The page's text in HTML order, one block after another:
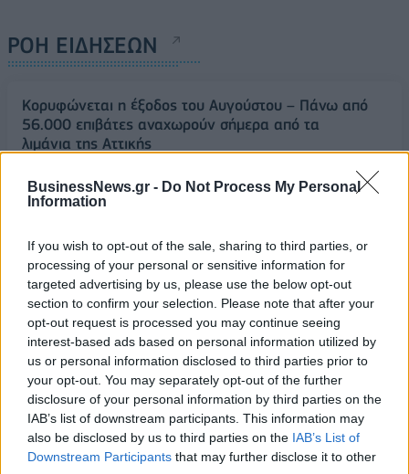
BusinessNews.gr - Do Not Process My Personal
Information
If you wish to opt-out of the sale, sharing to third parties, or
processing of your personal or sensitive information for
targeted advertising by us, please use the below opt-out
section to confirm your selection. Please note that after your
opt-out request is processed you may continue seeing
interest-based ads based on personal information utilized by
us or personal information disclosed to third parties prior to
your opt-out. You may separately opt-out of the further
disclosure of your personal information by third parties on the
IAB’s list of downstream participants. This information may
also be disclosed by us to third parties on the IAB’s List of
Downstream Participants that may further disclose it to other
ΡΟΗ ΕΙΔΗΣΕΩΝ
Κορυφώνεται η έξοδος του Αυγούστου – Πάνω από
56.000 επιβάτες αναχωρούν σήμερα από τα
λιμάνια της Αττικής
Δυτική Αττική: Η επόμενη ημέρα μετά τις πυρκαγιές
βροχές
08/08/2026 - 14:08 ΕΛΛΑΔΑ
Ειδικό Χωροταξικό για τον Τουρισμό: Οι νέοι
κανόνες για επενδύσεις, νησιά και προορισμούς υπό
πίεση
08/08/2026 - 13:21 ΤΟΥΡΙΣΜΟΣ
Υπουργείο Εργασίας: Ο “χάρτης” των πληρωμών
από τον e-ΕΦΚΑ και τη ΔΥΠΑ έως τις 14 Αυγούστου
08/08/2026 - 12:58 ΟΙΚΟΝΟΜΙΑ